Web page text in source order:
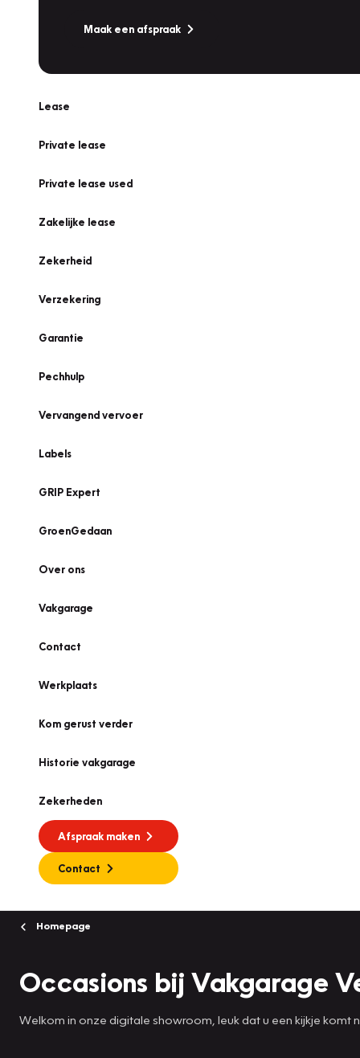
Maak een afspraak
Lease
Private lease
Private lease used
Zakelijke lease
Zekerheid
Verzekering
Garantie
Pechhulp
Vervangend vervoer
Labels
GRIP Expert
GroenGedaan
Over ons
Vakgarage
Contact
Werkplaats
Kom gerust verder
Historie vakgarage
Zekerheden
Afspraak maken
Contact
Homepage
Occasions bij Vakgarage
Welkom in onze digitale showroom, leuk dat u een kijkje komt